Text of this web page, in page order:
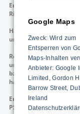
Erzielen Sie eine
Risiko,
Halten Sie den
ungeplanten Störungen
Reduzieren Sie den
und -stilllegungen
bzw. seinen
halten Sie die
Erfassen Sie alle
PSP Elemente
Google Maps
Zweck: Wird zum
Entsperren von
Maps-Inhalten
Anbieter: Google
Limited, Gordon
Barrow Street,
Ireland